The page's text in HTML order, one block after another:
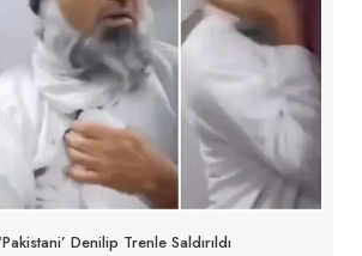
Denilip Trenle Saldırıldı